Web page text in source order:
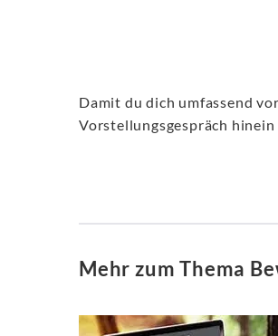
Damit du dich umfassend
Vorstellungsgespräch hinein
Mehr zum Thema